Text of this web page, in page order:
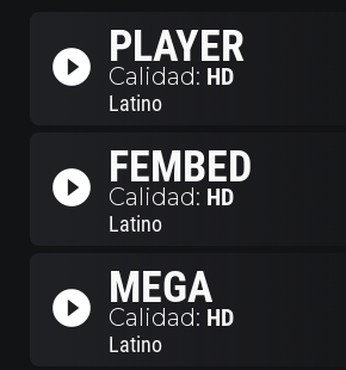
play_circle_filled PLAYER
Calidad: HD
Latino
play_circle_filled FEMBED
Calidad: HD
Latino
play_circle_filled MEGA
Calidad: HD
Latino